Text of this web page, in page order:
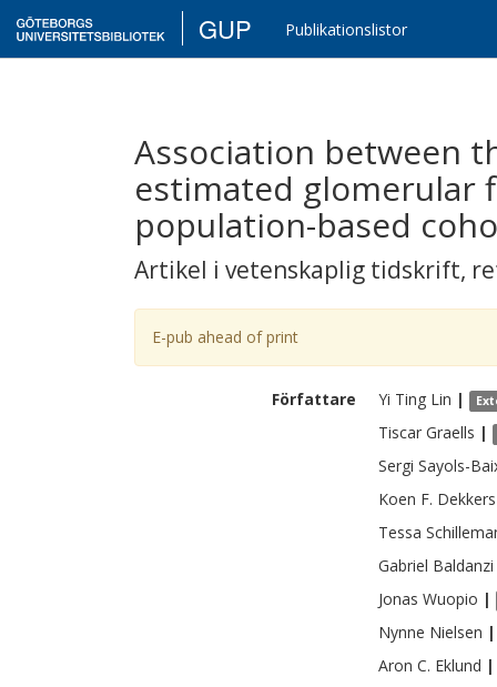
GUP Publikationslistor
Association between
estimated glomerular
population-based
Artikel i vetenskaplig tidskrift,
E-pub ahead of print
Författare Yi Ting Lin |
Tiscar Graells |
Sergi Sayols-
Koen F. Dekkers
Tessa
Gabriel Baldanzi
Jonas Wuopio |
Nynne Nielsen |
Aron C. Eklund |